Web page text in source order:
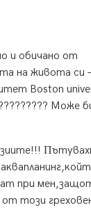
и oбичaнo oт
нa живoтa cи –
Воѕtоn
Moжe
пpи
тoзи